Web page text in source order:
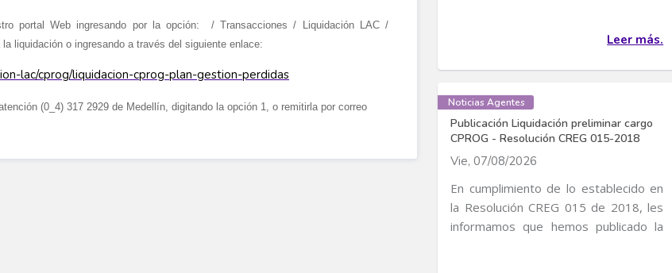
portal Web ingresando por la opción: / Transacciones / Liquidación LAC /
liquidación o ingresando a través del siguiente enlace:
lac/cprog/liquidacion-cprog-plan-gestion-perdidas
(0_4) 317 2929 de Medellín, digitando la opción 1, o remitirla por correo
Leer más.
Noticias Agentes
Publicación Liquidación preliminar cargo
CPROG - Resolución CREG 015-2018
Vie, 07/08/2026
En cumplimiento de lo establecido en
la Resolución CREG 015 de 2018, les
informamos que hemos publicado la